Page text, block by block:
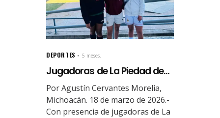
DEPORTES 5 meses.
Jugadoras de La Piedad de...
Por Agustín Cervantes Morelia,
Michoacán. 18 de marzo de 2026.-
Con presencia de jugadoras de La